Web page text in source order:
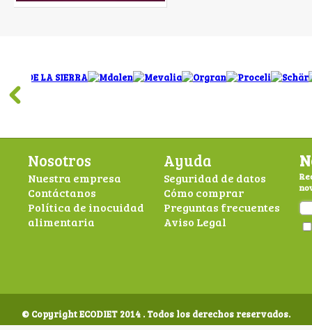
Nosotros
Nuestra empresa
Contáctanos
Política de inocuidad
alimentaria
Ayuda
Seguridad de datos
Cómo comprar
Preguntas frecuentes
Aviso Legal
© Copyright ECODIET 2014 . Todos los derechos reservados.